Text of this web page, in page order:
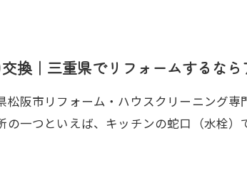
換｜三重県でリフォームするなら
松阪市リフォーム・ハウスクリーニング専
の一つといえば、キッチンの蛇口（水栓